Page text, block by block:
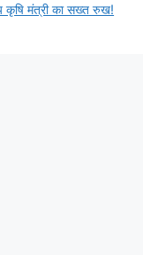
कृषि मंत्री का सख्त रुख!